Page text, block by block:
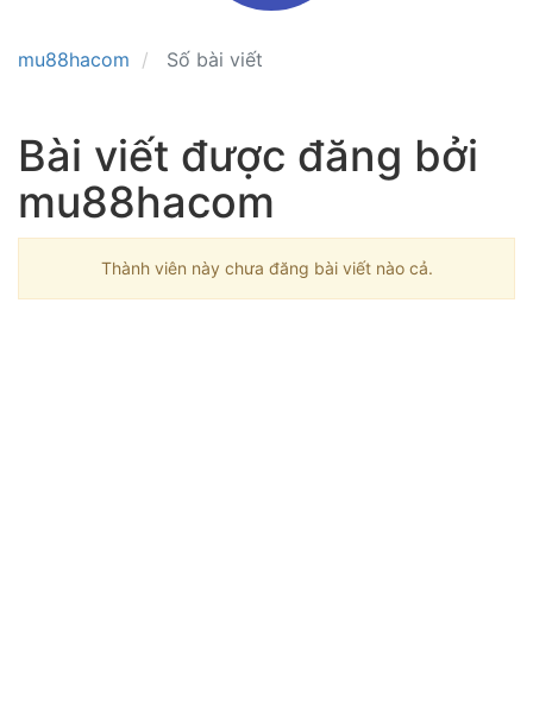
mu88hacom Số bài viết
Bài viết được đăng bởi
mu88hacom
Thành viên này chưa đăng bài viết nào cả.